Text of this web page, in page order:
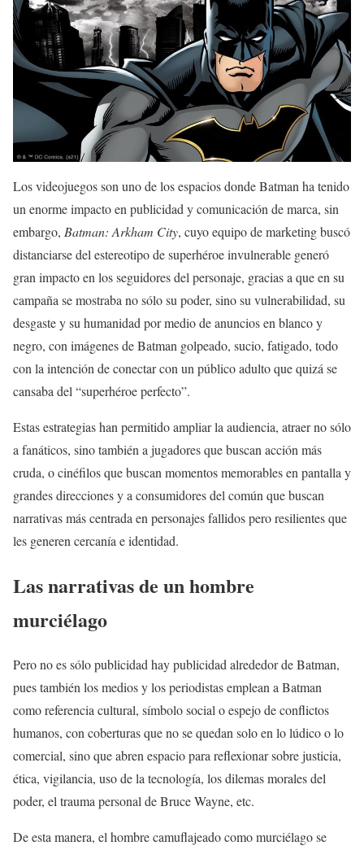
Los videojuegos son uno de los espacios donde Batman ha tenido
un enorme impacto en publicidad y comunicación de marca, sin
embargo, Batman: Arkham City, cuyo equipo de marketing buscó
distanciarse del estereotipo de superhéroe invulnerable generó
gran impacto en los seguidores del personaje, gracias a que en su
campaña se mostraba no sólo su poder, sino su vulnerabilidad, su
desgaste y su humanidad por medio de anuncios en blanco y
negro, con imágenes de Batman golpeado, sucio, fatigado, todo
con la intención de conectar con un público adulto que quizá se
cansaba del “superhéroe perfecto”.
Estas estrategias han permitido ampliar la audiencia, atraer no sólo
a fanáticos, sino también a jugadores que buscan acción más
cruda, o cinéfilos que buscan momentos memorables en pantalla y
grandes direcciones y a consumidores del común que buscan
narrativas más centrada en personajes fallidos pero resilientes que
les generen cercanía e identidad.
Las narrativas de un hombre
murciélago
Pero no es sólo publicidad hay publicidad alrededor de Batman,
pues también los medios y los periodistas emplean a Batman
como referencia cultural, símbolo social o espejo de conflictos
humanos, con coberturas que no se quedan solo en lo lúdico o lo
comercial, sino que abren espacio para reflexionar sobre justicia,
ética, vigilancia, uso de la tecnología, los dilemas morales del
poder, el trauma personal de Bruce Wayne, etc.
De esta manera, el hombre camuflajeado como murciélago se